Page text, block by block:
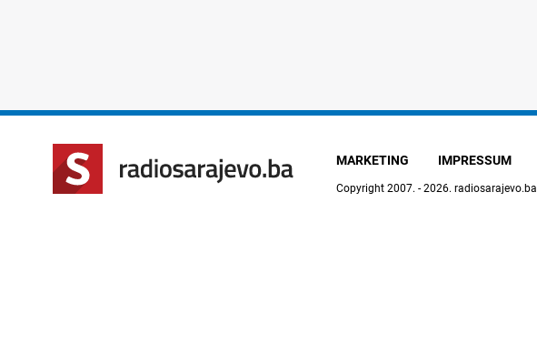
MARKETING IMPRESSUM
Copyright 2007. - 2026. radiosarajevo.ba